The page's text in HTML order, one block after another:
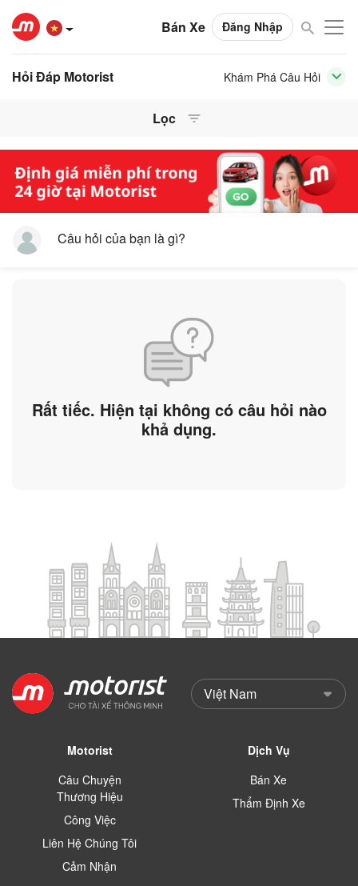
Bán Xe Đăng Nhập
Hỏi Đáp Motorist Khám Phá Câu Hỏi
Lọc
Câu hỏi của bạn là gì?
Rất tiếc. Hiện tại không có câu hỏi nào
khả dụng.
Motorist
Câu Chuyện
Thương Hiệu
Công Việc
Liên Hệ Chúng Tôi
Cảm Nhận
Dịch Vụ
Bán Xe
Thẩm Định Xe